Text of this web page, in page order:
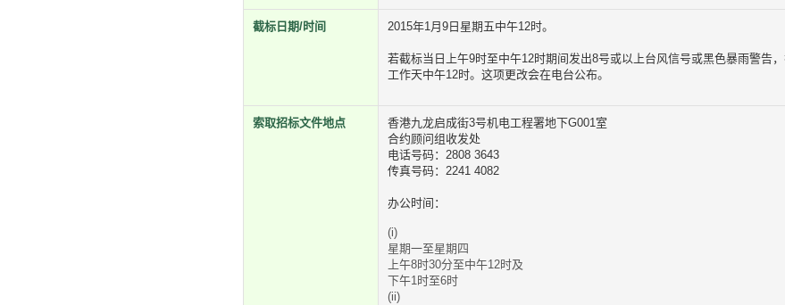
截标日期/时间 2015年1月9日星期五中午12时。
若截标当日上午9时至中午12时期间发出8号或以上台风信号或黑色暴雨警告
工作天中午12时。这项更改会在电台公布。
索取招标文件地点
香港九龙启成街3号机电工程署地下G001室
合约顾问组收发处
电话号码：2808 3643
传真号码：2241 4082
办公时间：
(i)
星期一至星期四
上午8时30分至中午12时及
下午1时至6时
(ii)